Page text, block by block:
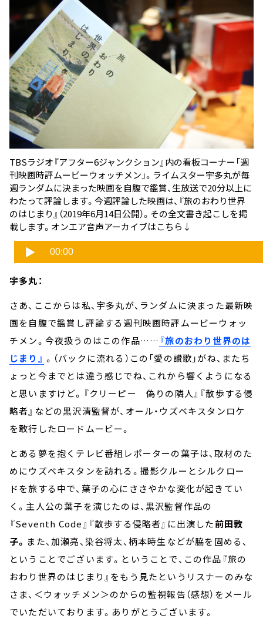
TBSラジオ『アフター6ジャンクション』内の看板コーナー「週
刊映画時評ムービーウォッチメン」。ライムスター宇多丸が毎
週ランダムに決まった映画を自腹で鑑賞、生放送で20分以上に
わたって評論します。今週評論した映画は、 『旅のおわり世界
のはじまり』 （2019年6月14日公開）。その全文書き起こしを掲
載します。オンエア音声アーカイブはこちら↓
宇多丸：
さあ、ここからは私、宇多丸が、ランダムに決まった最新映
画を自腹で鑑賞し評論する週刊映画時評ムービーウォッ
チメン。今夜扱うのはこの作品…… 『旅のおわり世界のは
じまり』 。（バックに流れる）この「愛の讃歌」がね、またち
ょっと今までとは違う感じでね、これから響くようになる
と思いますけど。『クリーピー 偽りの隣人』『散歩する侵
略者』などの黒沢清監督が、オール・ウズベキスタンロケ
を敢行したロードムービー。
とある夢を抱くテレビ番組レポーターの葉子は、取材のた
めにウズベキスタンを訪れる。撮影クルーとシルクロー
ドを旅する中で、葉子の心にささやかな変化が起きてい
く。主人公の葉子を演じたのは、黒沢監督作品の
『Seventh Code』『散歩する侵略者』に出演した前田敦
子。 また、加瀬亮、染谷将太、柄本時生などが脇を固める、
ということでございます。ということで、この作品『旅の
おわり世界のはじまり』をもう見たというリスナーのみな
さま、＜ウォッチメン＞のからの監視報告（感想）をメール
でいただいております。ありがとうございます。